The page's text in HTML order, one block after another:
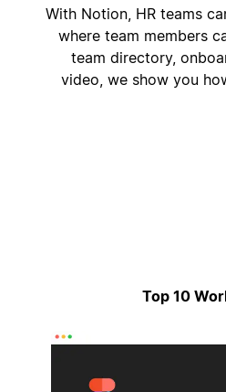
With Notion, HR
where team
team directory,
video, we show
Top 10